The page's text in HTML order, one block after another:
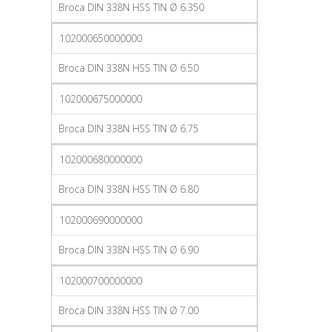
Broca DIN 338N HSS TIN Ø 6.350
102000650000000
Broca DIN 338N HSS TIN Ø 6.50
102000675000000
Broca DIN 338N HSS TIN Ø 6.75
102000680000000
Broca DIN 338N HSS TIN Ø 6.80
102000690000000
Broca DIN 338N HSS TIN Ø 6.90
102000700000000
Broca DIN 338N HSS TIN Ø 7.00